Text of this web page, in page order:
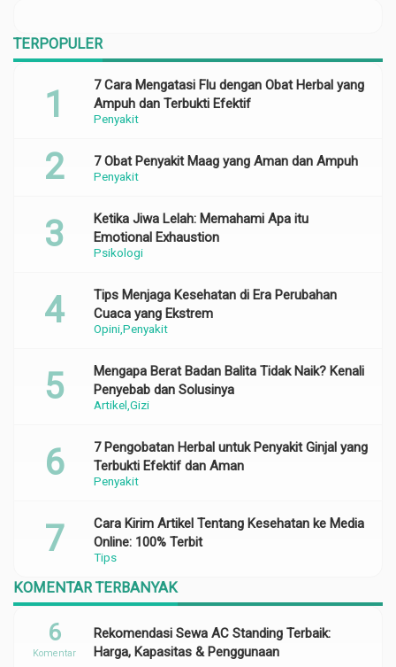
TERPOPULER
Penyakit
7 Cara Mengatasi Flu dengan Obat Herbal yang
Ampuh dan Terbukti Efektif
Penyakit
7 Obat Penyakit Maag yang Aman dan Ampuh
Psikologi
Ketika Jiwa Lelah: Memahami Apa itu
Emotional Exhaustion
OpiniPenyakit
Tips Menjaga Kesehatan di Era Perubahan
Cuaca yang Ekstrem
Artikel Gizi
Mengapa Berat Badan Balita Tidak Naik? Kenali
Penyebab dan Solusinya
Penyakit
7 Pengobatan Herbal untuk Penyakit Ginjal yang
Terbukti Efektif dan Aman
Tips
Cara Kirim Artikel Tentang Kesehatan ke Media
Online: 100% Terbit
KOMENTAR TERBANYAK
Rekomendasi Sewa AC Standing Terbaik:
Harga, Kapasitas & Penggunaan
6
Komentar